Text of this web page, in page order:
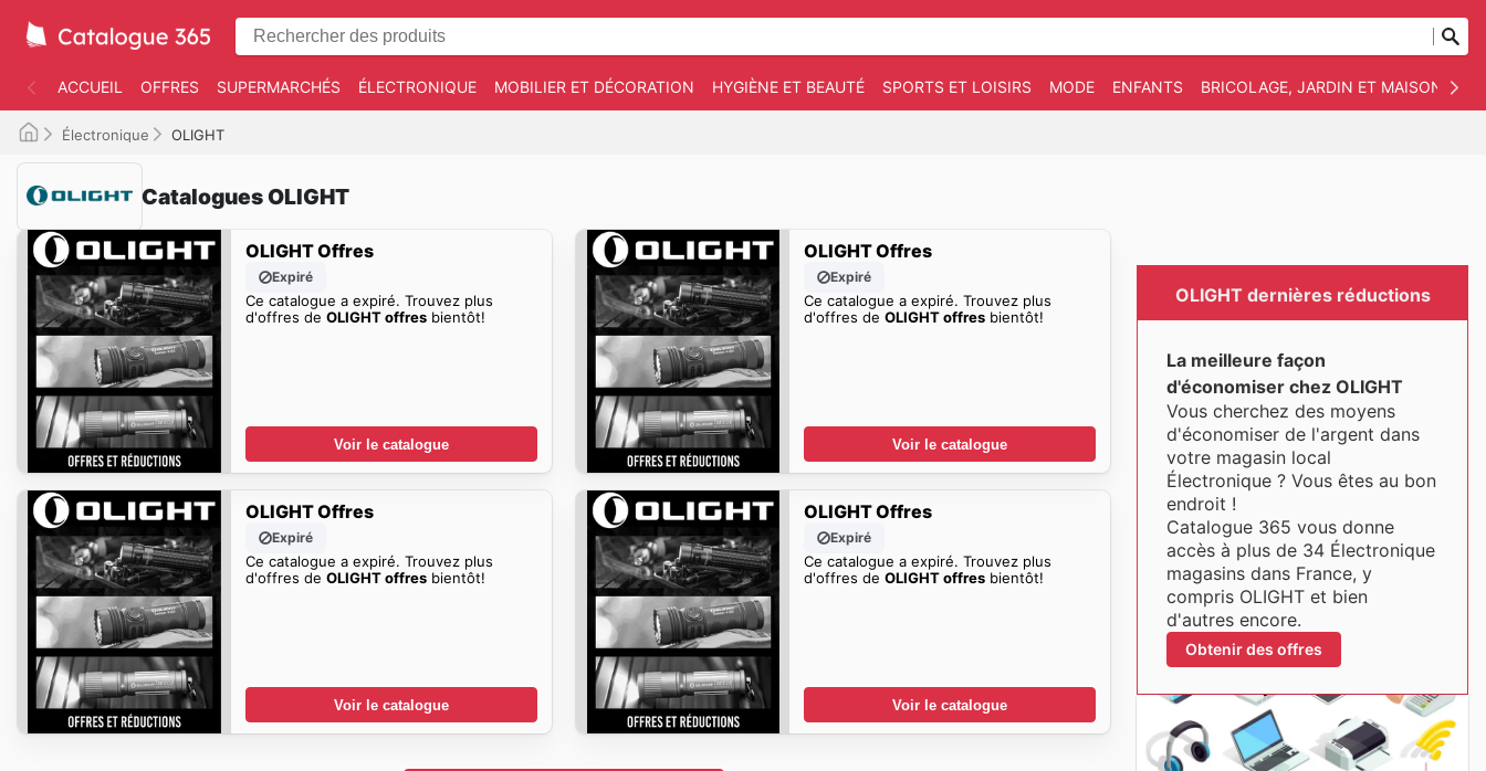
ACCUEIL OFFRES SUPERMARCHÉS ÉLECTRONIQUE MOBILIER ET DÉCORATION HYGIÈNE ET BEAUTÉ SPORTS ET LOISIRS MODE ENFANTS BRICOLAGE, JARDIN ET MAISON
Électronique OLIGHT
Catalogues OLIGHT
OLIGHT Offres
Expiré
Ce catalogue a expiré. Trouvez plus
d'offres de OLIGHT offresbientôt!
Voir le catalogue
OLIGHT Offres
Expiré
Ce catalogue a expiré. Trouvez plus
d'offres deOLIGHT offres bientôt!
Voir le catalogue
OLIGHT Offres
Expiré
Ce catalogue a expiré. Trouvez plus
d'offres de OLIGHT offresbientôt!
Voir le catalogue
OLIGHT Offres
Expiré
Ce catalogue a expiré. Trouvez plus
d'offres deOLIGHT offres bientôt!
Voir le catalogue
OLIGHT dernières réductions
La meilleure façon
d'économiser chez OLIGHT
Vous cherchez des moyens
d'économiser de l'argent dans
votre magasin local
Électronique ? Vous êtes au bon
endroit !
Catalogue 365 vous donne
accès à plus de 34 Électronique
magasins dans France, y
compris OLIGHT et bien
d'autres encore.
Obtenir des offres